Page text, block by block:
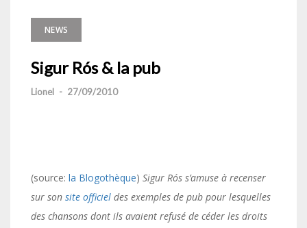
NEWS
Sigur Rós & la pub
Lionel - 27/09/2010
(source: la Blogothèque) Sigur Rós s’amuse à recenser
sur son site officiel des exemples de pub pour lesquelles
des chansons dont ils avaient refusé de céder les droits